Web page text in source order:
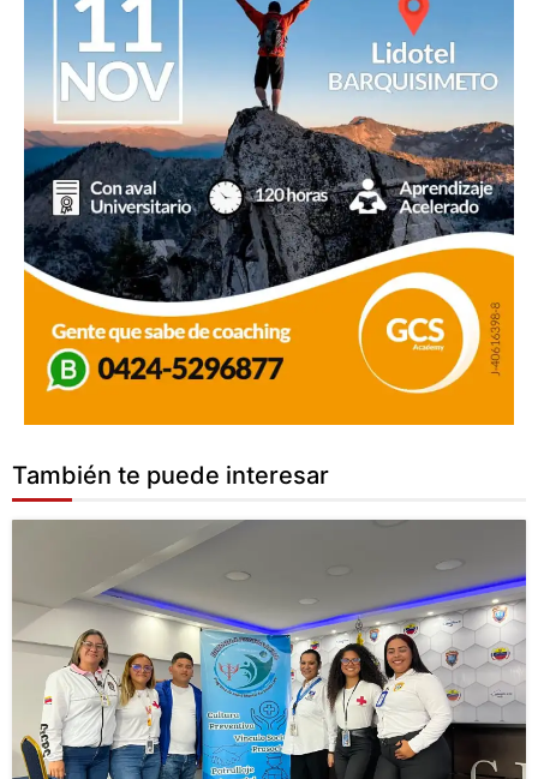
También te puede interesar